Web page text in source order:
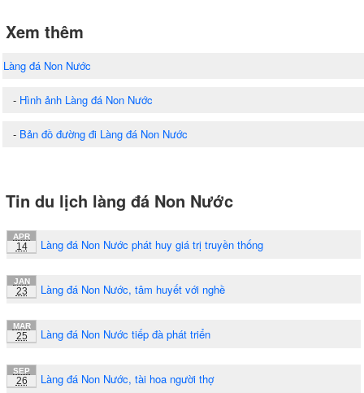
Xem thêm
Làng đá Non Nước
- Hình ảnh Làng đá Non Nước
- Bản đồ đường đi Làng đá Non Nước
Tin du lịch làng đá Non Nước
APR
14 Làng đá Non Nước phát huy giá trị truyền thống
JAN
23 Làng đá Non Nước, tâm huyết với nghề
MAR
25 Làng đá Non Nước tiếp đà phát triển
SEP
26 Làng đá Non Nước, tài hoa người thợ